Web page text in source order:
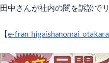
田中さんが社内の闇を訴訟で
【e-